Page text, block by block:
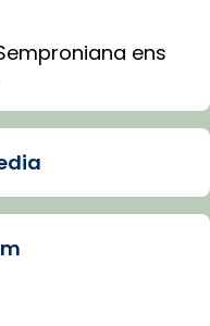
ens
Tortosa, ha